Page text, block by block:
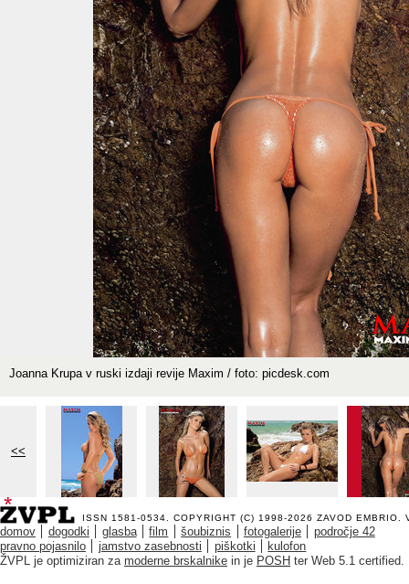
Joanna Krupa v ruski izdaji revije Maxim / foto: picdesk.com
<<
ISSN 1581-0534. COPYRIGHT (C) 1998-2026 ZAVOD EMBRIO .
domov dogodki glasba film šoubiznis fotogalerije
področje 42
pravno pojasnilo
jamstvo zasebnosti piškotki
kulofon
ŽVPL je optimiziran za moderne brskalnike in je POSH ter Web 5.1 certified.